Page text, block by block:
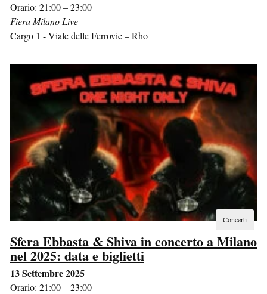
Orario: 21:00 – 23:00
Fiera Milano Live
Cargo 1 - Viale delle Ferrovie–Rho
Concerti
Sfera Ebbasta & Shiva in concerto a Milano
nel 2025: data e biglietti
13 Settembre 2025
Orario: 21:00 – 23:00